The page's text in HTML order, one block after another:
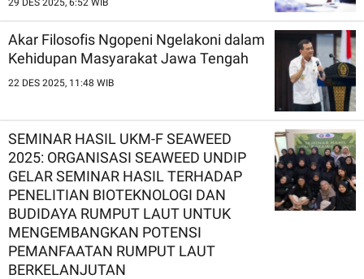
Akar Filosofis Ngopeni Ngelakoni dalam
Kehidupan Masyarakat Jawa Tengah
22 DES 2025, 11:48 WIB
SEMINAR HASIL UKM-F SEAWEED
2025: ORGANISASI SEAWEED UNDIP
GELAR SEMINAR HASIL TERHADAP
PENELITIAN BIOTEKNOLOGI DAN
BUDIDAYA RUMPUT LAUT UNTUK
MENGEMBANGKAN POTENSI
PEMANFAATAN RUMPUT LAUT
BERKELANJUTAN